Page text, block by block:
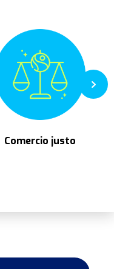
Comercio justo